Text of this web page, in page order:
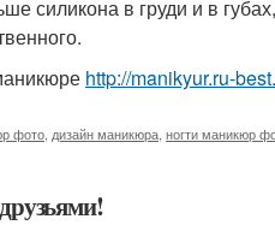
силикона в груди и в
http://manikyur.ru-
фото дизайн маникюра ногти маникюр